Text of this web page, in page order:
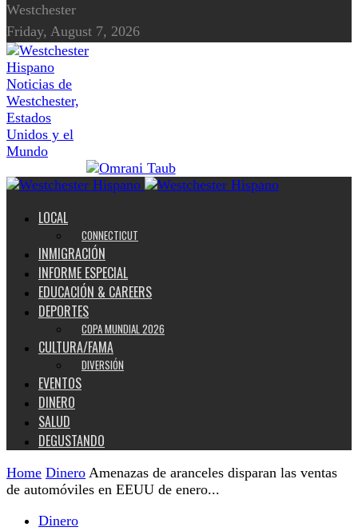
Westchester
Friday, August 7, 2026
Noticias de
Westchester,
Estados
Unidos y el
Mundo
LOCAL
CONNECTICUT
INMIGRACIÓN
INFORME ESPECIAL
EDUCACIÓN & CAREERS
DEPORTES
COPA MUNDIAL 2026
CULTURA/FAMA
DIVERSIÓN
EVENTOS
DINERO
SALUD
DEGUSTANDO
Home Dinero Amenazas de aranceles disparan las ventas
de automóviles en EEUU de enero...
Dinero